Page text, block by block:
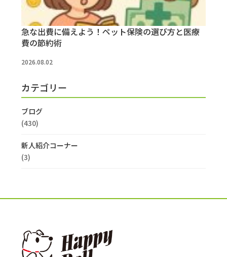
急な出費に備えよう！ペット保険の選び方と医療
費の節約術
2026.08.02
カテゴリー
ブログ
(430)
新人紹介コーナー
(3)